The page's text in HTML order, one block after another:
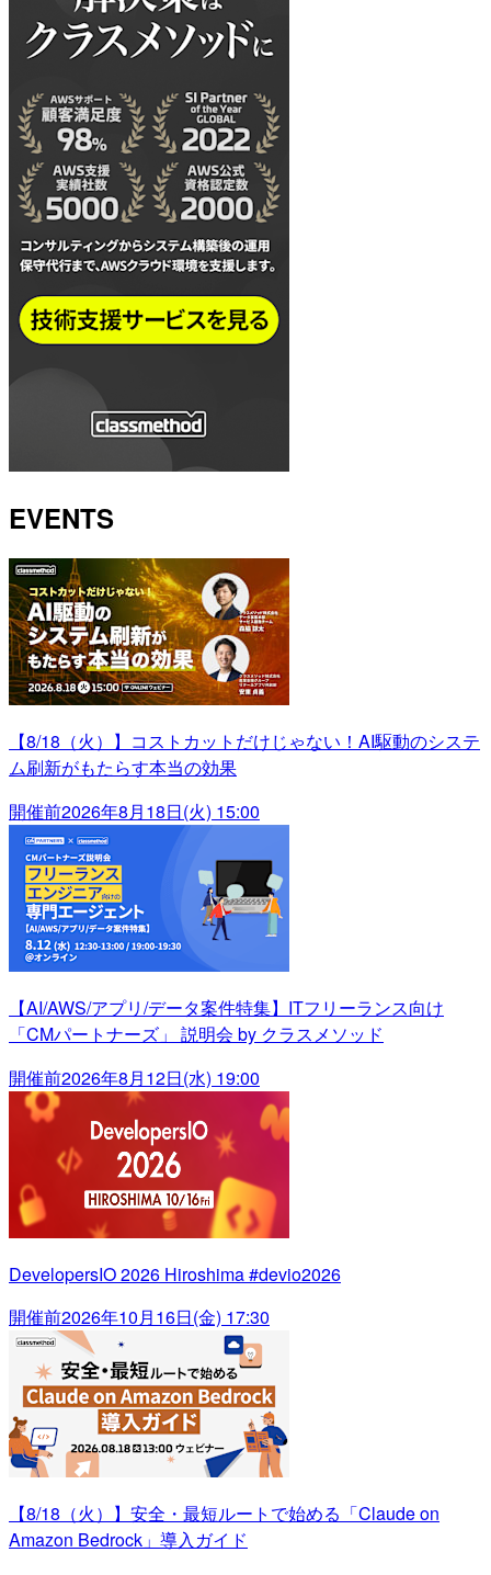
EVENTS
【8/18（火）】コストカットだけじゃない！AI駆動のシステ
ム刷新がもたらす本当の効果
開催前2026年8月18日(火) 15:00
【AI/AWS/アプリ/データ案件特集】ITフリーランス向け
「CMパートナーズ」 説明会 by クラスメソッド
開催前2026年8月12日(水) 19:00
DevelopersIO 2026 Hiroshima #devio2026
開催前2026年10月16日(金) 17:30
【8/18（火）】安全・最短ルートで始める「Claude on
Amazon Bedrock」導入ガイド